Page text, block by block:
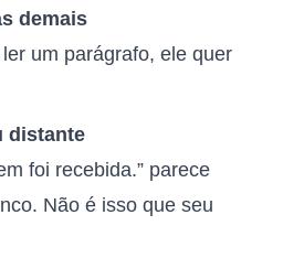
demais
um parágrafo, ele quer
distante
foi recebida.” parece
Não é isso que seu